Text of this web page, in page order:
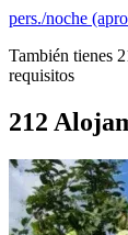
pers./noche
También tienes
requisitos
212